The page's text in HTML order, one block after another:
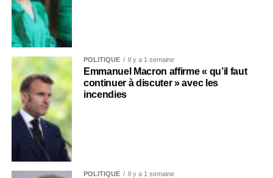
POLITIQUE Il y a 1 semaine
Emmanuel Macron affirme « qu’il faut
continuer à discuter » avec les
incendies
POLITIQUE Il y a 1 semaine